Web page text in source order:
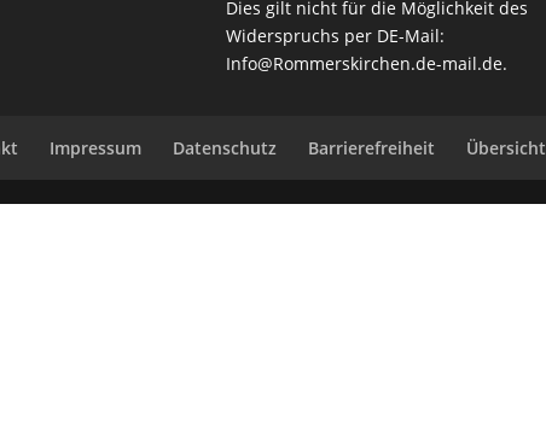
Dies gilt nicht für die Möglichkeit des
Widerspruchs per DE-Mail:
Info@Rommerskirchen.de-mail.de.
Impressum Datenschutz Barrierefreiheit Übersicht